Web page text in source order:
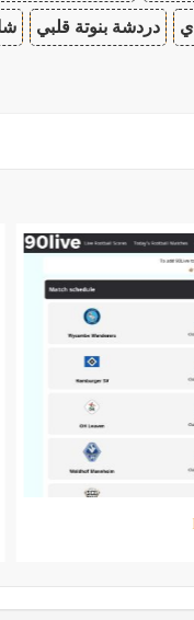
دردشة بنوتة قلبي